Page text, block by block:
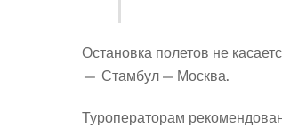
Остановка полетов не
— Стамбул — Москва.
Туроператорам